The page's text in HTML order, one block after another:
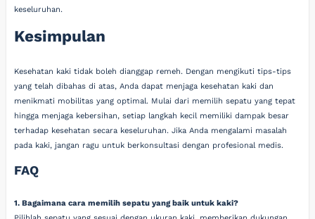
keseluruhan.
Kesimpulan
Kesehatan kaki tidak boleh dianggap remeh. Dengan mengikuti tips-tips
yang telah dibahas di atas, Anda dapat menjaga kesehatan kaki dan
menikmati mobilitas yang optimal. Mulai dari memilih sepatu yang tepat
hingga menjaga kebersihan, setiap langkah kecil memiliki dampak besar
terhadap kesehatan secara keseluruhan. Jika Anda mengalami masalah
pada kaki, jangan ragu untuk berkonsultasi dengan profesional medis.
FAQ
1. Bagaimana cara memilih sepatu yang baik untuk kaki?